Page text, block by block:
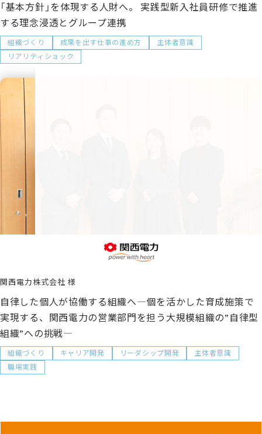
「基本方針」を体現する人財へ。 実践型新入社員研修で推進
する理念浸透とグループ連携
組織づくり 成果を出す仕事の進め方
主体者意識
リアリティショック
関西電力株式会社
自律した個人が協働する組織へ―個を活かした育成施策で
実現する、関西電力の営業部門を担う大規模組織の”自律型
組織”への挑戦―
組織づくり キャリア開発 リーダシップ開発
主体者意識
職場実践